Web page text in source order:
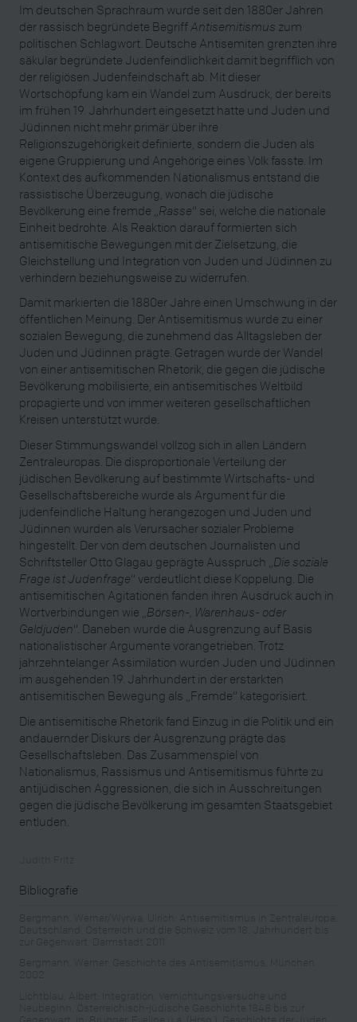
Im deutschen Sprachraum wurde seit den 1880er Jahren
der rassisch begründete Begriff Antisemitismus zum
politischen Schlagwort. Deutsche Antisemiten grenzten ihre
säkular begründete Judenfeindlichkeit damit begrifflich von
der religiösen Judenfeindschaft ab. Mit dieser
Wortschöpfung kam ein Wandel zum Ausdruck, der bereits
im frühen 19. Jahrhundert eingesetzt hatte und Juden und
Jüdinnen nicht mehr primär über ihre
Religionszugehörigkeit definierte, sondern die Juden als
eigene Gruppierung und Angehörige eines Volk fasste. Im
Kontext des aufkommenden Nationalismus entstand die
rassistische Überzeugung, wonach die jüdische
Bevölkerung eine fremde „ Rasse“ sei, welche die nationale
Einheit bedrohte. Als Reaktion darauf formierten sich
antisemitische Bewegungen mit der Zielsetzung, die
Gleichstellung und Integration von Juden und Jüdinnen zu
verhindern beziehungsweise zu widerrufen.
Damit markierten die 1880er Jahre einen Umschwung in der
öffentlichen Meinung. Der Antisemitismus wurde zu einer
sozialen Bewegung, die zunehmend das Alltagsleben der
Juden und Jüdinnen prägte. Getragen wurde der Wandel
von einer antisemitischen Rhetorik, die gegen die jüdische
Bevölkerung mobilisierte, ein antisemitisches Weltbild
propagierte und von immer weiteren gesellschaftlichen
Kreisen unterstützt wurde.
Dieser Stimmungswandel vollzog sich in allen Ländern
Zentraleuropas. Die disproportionale Verteilung der
jüdischen Bevölkerung auf bestimmte Wirtschafts- und
Gesellschaftsbereiche wurde als Argument für die
judenfeindliche Haltung herangezogen und Juden und
Jüdinnen wurden als Verursacher sozialer Probleme
hingestellt. Der von dem deutschen Journalisten und
Schriftsteller Otto Glagau geprägte Ausspruch „Die soziale
Frage ist Judenfrage“ verdeutlicht diese Koppelung. Die
antisemitischen Agitationen fanden ihren Ausdruck auch in
Wortverbindungen wie „Börsen-, Warenhaus- oder
Geldjuden“. Daneben wurde die Ausgrenzung auf Basis
nationalistischer Argumente vorangetrieben. Trotz
jahrzehntelanger Assimilation wurden Juden und Jüdinnen
im ausgehenden 19. Jahrhundert in der erstarkten
antisemitischen Bewegung als „Fremde“ kategorisiert.
Die antisemitische Rhetorik fand Einzug in die Politik und ein
andauernder Diskurs der Ausgrenzung prägte das
Gesellschaftsleben. Das Zusammenspiel von
Nationalismus, Rassismus und Antisemitismus führte zu
antijüdischen Aggressionen, die sich in Ausschreitungen
gegen die jüdische Bevölkerung im gesamten Staatsgebiet
entluden.
Bibliografie